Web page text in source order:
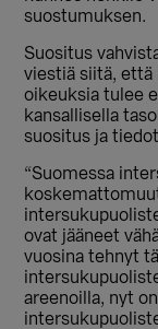
suostumuksen.
Suositus
viestiä siitä,
oikeuksia tulee
kansallisella
suositus ja
“Suomessa
ovat jääneet
vuosina tehnyt
areenoilla, nyt